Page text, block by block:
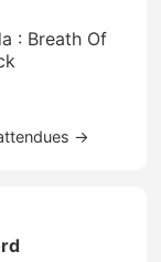
: Breath Of
→